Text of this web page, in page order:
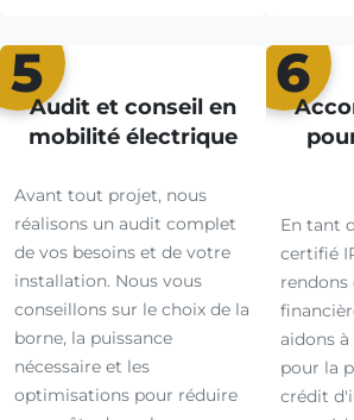
5
Audit et conseil en
mobilité électrique
Avant tout projet, nous
réalisons un audit complet
de vos besoins et de votre
installation. Nous vous
conseillons sur le choix de la
borne, la puissance
nécessaire et les
optimisations pour réduire
6
En tant
certifié
rendons
aidons
pour la
crédit